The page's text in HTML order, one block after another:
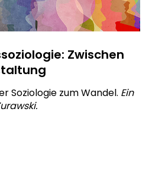
Zwischen
Soziologie zum Wandel. Ein